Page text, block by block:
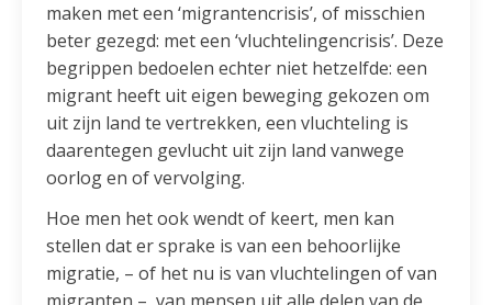
maken met een ‘migrantencrisis’, of misschien
beter gezegd: met een ‘vluchtelingencrisis’. Deze
begrippen bedoelen echter niet hetzelfde: een
migrant heeft uit eigen beweging gekozen om
uit zijn land te vertrekken, een vluchteling is
daarentegen gevlucht uit zijn land vanwege
oorlog en of vervolging.
Hoe men het ook wendt of keert, men kan
stellen dat er sprake is van een behoorlijke
migratie, – of het nu is van vluchtelingen of van